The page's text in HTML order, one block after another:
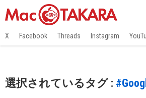
X Facebook Threads Instagram
選択されているタグ :